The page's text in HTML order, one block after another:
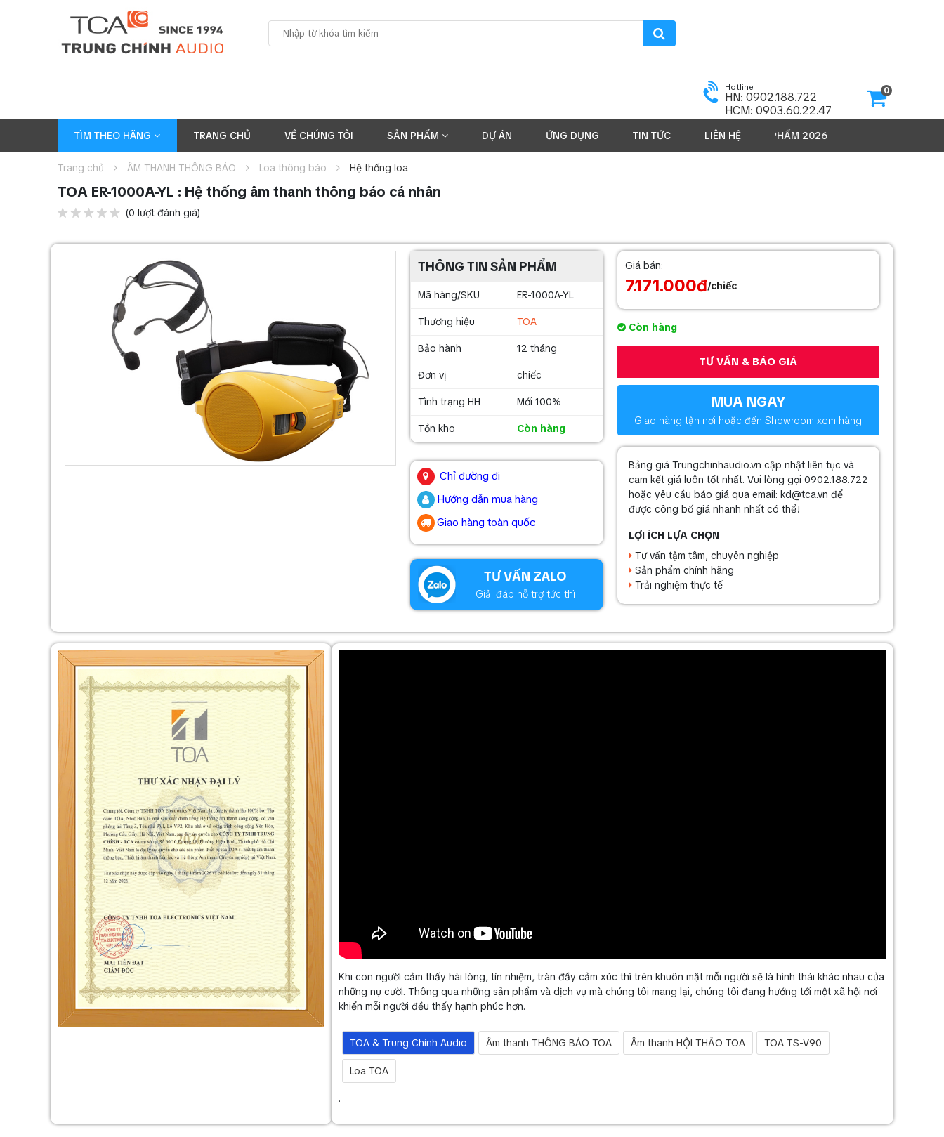
Hotline
HN: 0902.188.722
HCM: 0903.60.22.47
0
TÌM THEO HÃNG TRANG CHỦ VỀ CHÚNG TÔI SẢN PHẨM DỰ ÁN ỨNG DỤNG TIN TỨC LIÊN HỆ
SẢN PHẨM 2026
Trang chủ ÂM THANH THÔNG BÁO Loa thông báo Hệ thống loa
TOA ER-1000A-YL : Hệ thống âm thanh thông báo cá nhân
(0 lượt đánh giá)
THÔNG TIN SẢN PHẨM
Mã hàng/SKU ER-1000A-YL
Thương hiệu TOA
Bảo hành 12 tháng
Đơn vị chiếc
Tình trạng HH Mới 100%
Tồn kho
Còn hàng
Chỉ đường đi
Hướng dẫn mua hàng
Giao hàng toàn quốc
TƯ VẤN ZALO
Giải đáp hỗ trợ tức thì
Giá bán:
7.171.000đ/chiếc
Còn hàng
TƯ VẤN & BÁO GIÁ
MUA NGAY
Giao hàng tận nơi hoặc đến Showroom xem hàng
Bảng giá Trungchinhaudio.vn cập nhật liên tục và
cam kết giá luôn tốt nhất. Vui lòng gọi 0902.188.722
hoặc yêu cầu báo giá qua email: kd@tca.vn để
được công bố giá nhanh nhất có thể!
LỢI ÍCH LỰA CHỌN
Tư vấn tậm tâm, chuyên nghiệp
Sản phẩm chính hãng
Trải nghiệm thực tế
Khi con người cảm thấy hài lòng, tín nhiệm, tràn đầy cảm xúc thì trên khuôn mặt mỗi người sẽ là hình thái khác nhau của
những nụ cười. Thông qua những sản phẩm và dịch vụ mà chúng tôi mang lại, chúng tôi đang hướng tới một xã hội nơi
khiển mỗi người đều thấy hạnh phúc hơn.
TOA & Trung Chính Audio Âm thanh THÔNG BÁO TOA Âm thanh HỘI THẢO TOA TOA TS-V90
Loa TOA
.